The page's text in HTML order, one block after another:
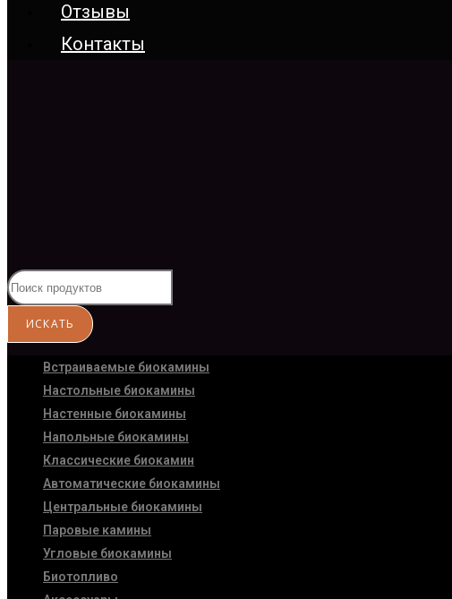
Отзывы
Контакты
Встраиваемые биокамины
Настoльные биокамины
Настенные биокамины
Напольные биокамины
Классические биокамин
Автоматические биокамины
Центральные биокамины
Паровые камины
Угловые биокамины
Биотопливо